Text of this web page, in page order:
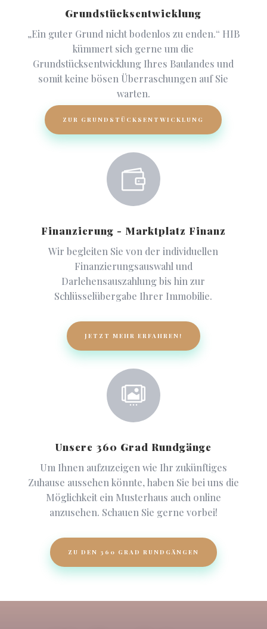
Grundstücksentwicklung
„Ein guter Grund nicht bodenlos zu enden.“ HIB
kümmert sich gerne um die
Grundstücksentwicklung Ihres Baulandes und
somit keine bösen Überraschungen auf Sie
warten.
ZUR GRUNDSTÜCKSENTWICKLUNG

Finanzierung - Marktplatz Finanz
Wir begleiten Sie von der individuellen
Finanzierungsauswahl und
Darlehensauszahlung bis hin zur
Schlüsselübergabe Ihrer Immobilie.
JETZT MEHR ERFAHREN!

Unsere 360 Grad Rundgänge
Um Ihnen aufzuzeigen wie Ihr zukünftiges
Zuhause aussehen könnte, haben Sie bei uns die
Möglichkeit ein Musterhaus auch online
anzusehen. Schauen Sie gerne vorbei!
ZU DEN 360 GRAD RUNDGÄNGEN